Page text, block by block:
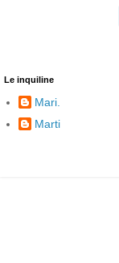
Le inquiline
Mari.
Marti